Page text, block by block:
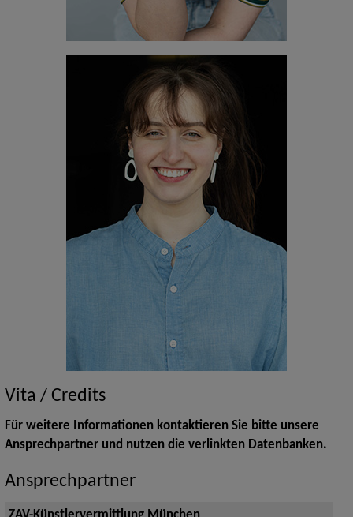
Vita / Credits
Für weitere Informationen kontaktieren Sie bitte unsere
Ansprechpartner und nutzen die verlinkten Datenbanken.
Ansprechpartner